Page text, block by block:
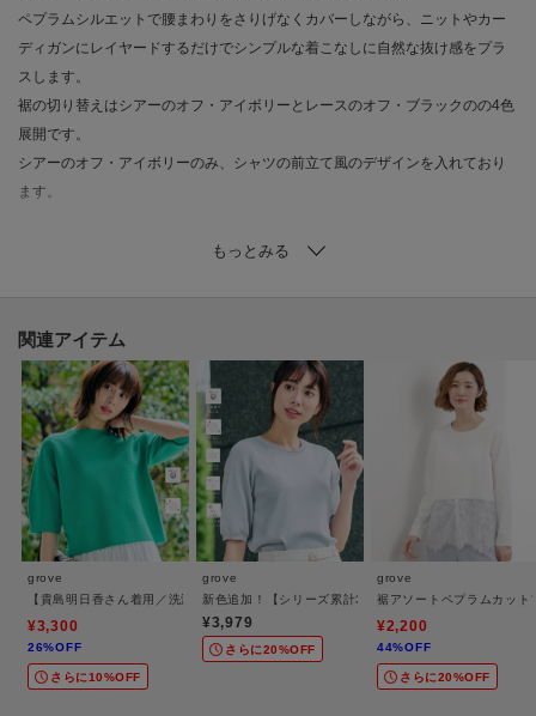
ペプラムシルエットで腰まわりをさりげなくカバーしながら、ニットやカー
ディガンにレイヤードするだけでシンプルな着こなしに自然な抜け感をプラ
スします。
裾の切り替えはシアーのオフ・アイボリーとレースのオフ・ブラックのの4色
展開です。
シアーのオフ・アイボリーのみ、シャツの前立て風のデザインを入れており
ます。
ほどよいハリときれい見えする表情がデイリーに使いやすく、快適な着心地
です。
【スタイリング】
ニットやカーディガンのインナーとして合わせるのがおすすめ。
裾のペプラムがさりげないポイントになり、レイヤードするだけでスタイル
に立体感が生まれます。
シンプルなトップス合わせでも表情が出るため、いつもの重ね着をアップデ
ートしたいときに活躍するインナーです。
【お客様のお声】
・レイヤーのタンクトップは多数見かけますが他にないレースの感じが映え
ます。黒も欲しいです
関連アイテム
grove
【貴島明日香さん着用／洗濯機OK】レイヤードにもおすすめ、軽やかクロップドニット
¥3,300
26%OFF
さらに10%OFF
grove
新色追加！【シリーズ累計36万枚/UVカット・ひんやり
¥3,979
さらに20%OFF
grove
裾アソートペプラムカット
¥2,200
44%OFF
さらに20%OFF